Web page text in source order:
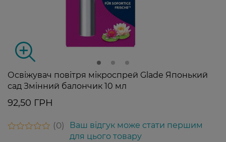
Освіжувач повітря мікроспрей Glade Японький
сад Змінний балончик 10 мл
92,50 ГРН
0
Ваш відгук може стати першим
для цього товару